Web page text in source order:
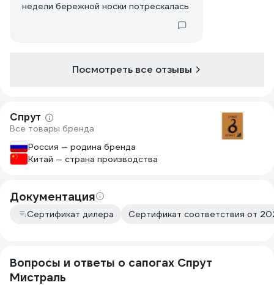
недели бережной носки потрескалась
Посмотреть все отзывы
Спрут
Все товары бренда
Россия — родина бренда
Китай — страна производства
Документация
Сертификат дилера Сертификат соответствия от
Вопросы и ответы о сапогах Спрут
Мистраль